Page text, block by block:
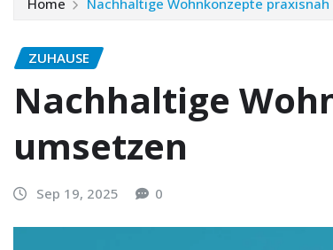
ZUHAUSE
Nachhaltige
umsetzen
Sep 19, 2025 0